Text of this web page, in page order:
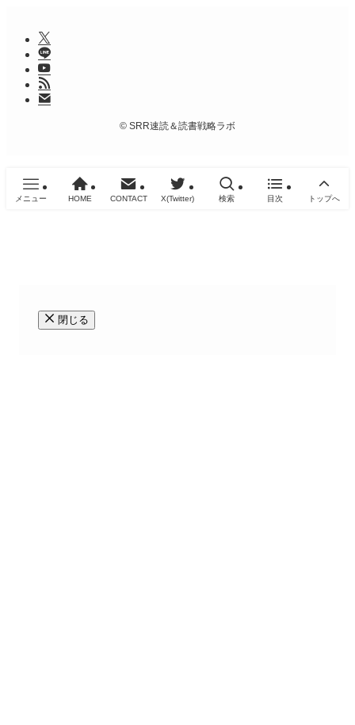
© SRR速読＆読書戦略ラボ
メニュー HOME CONTACT X(Twitter) 検索 目次 トップへ
閉じる